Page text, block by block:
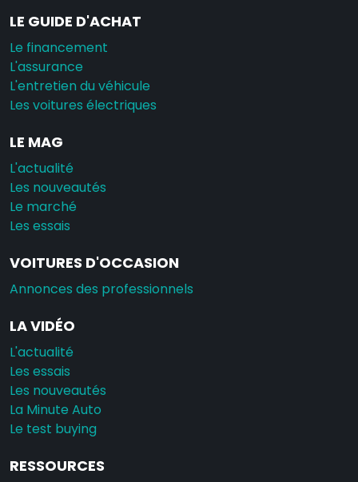
LE GUIDE D'ACHAT
Le financement
L'assurance
L'entretien du véhicule
Les voitures électriques
LE MAG
L'actualité
Les nouveautés
Le marché
Les essais
VOITURES D'OCCASION
Annonces des professionnels
LA VIDÉO
L'actualité
Les essais
Les nouveautés
La Minute Auto
Le test buying
RESSOURCES